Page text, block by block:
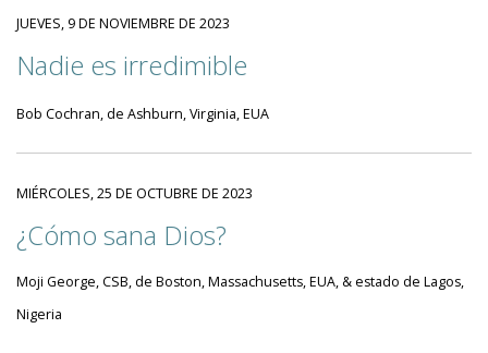
JUEVES, 9 DE NOVIEMBRE DE 2023
Nadie es irredimible
Bob Cochran, de Ashburn, Virginia, EUA
MIÉRCOLES, 25 DE OCTUBRE DE 2023
¿Cómo sana Dios?
Moji George, CSB, de Boston, Massachusetts, EUA, & estado de Lagos,
Nigeria